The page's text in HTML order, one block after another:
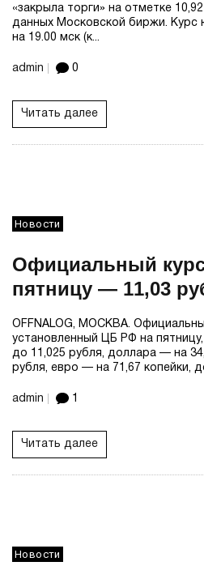
«закрыла торги» на отметке
данных Московской биржи. Курс
на 19.00 мск (к...
admin 0
Читать далее
Новости
Официальный
пятницу — 11,03
78,25 руб, евро —
OFFNALOG, МОСКВА.
установленный ЦБ РФ на пятницу,
до 11,025 рубля, доллара — на
рубля, евро — на 71,67 копейки,
admin 1
Читать далее
Новости